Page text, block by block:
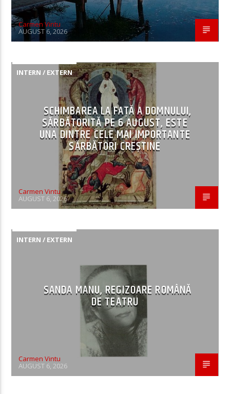
Carmen Vintu
AUGUST 6, 2026
INTERN / EXTERN
SCHIMBAREA LA FAȚĂ A DOMNULUI,
SĂRBĂTORITĂ PE 6 AUGUST, ESTE
UNA DINTRE CELE MAI IMPORTANTE
SĂRBĂTORI CREȘTINE
Carmen Vintu
AUGUST 6, 2026
INTERN / EXTERN
SANDA MANU, REGIZOARE ROMÂNĂ
DE TEATRU
Carmen Vintu
AUGUST 6, 2026